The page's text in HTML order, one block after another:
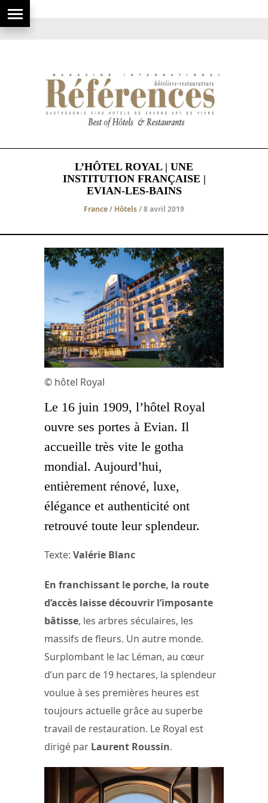
L’HÔTEL ROYAL | UNE
INSTITUTION FRANÇAISE |
EVIAN-LES-BAINS
France/ Hôtels/ 8 avril 2019
© hôtel Royal
Le 16 juin 1909, l’hôtel Royal
ouvre ses portes à Evian. Il
accueille très vite le gotha
mondial. Aujourd’hui,
entièrement rénové, luxe,
élégance et authenticité ont
retrouvé toute leur splendeur.
Texte: Valérie Blanc
En franchissant le porche, la route
d’accès laisse découvrir l’imposante
bâtisse, les arbres séculaires, les
massifs de fleurs. Un autre monde.
Surplombant le lac Léman, au cœur
d’un parc de 19 hectares, la splendeur
voulue à ses premières heures est
toujours actuelle grâce au superbe
travail de restauration. Le Royal est
dirigé par Laurent Roussin.